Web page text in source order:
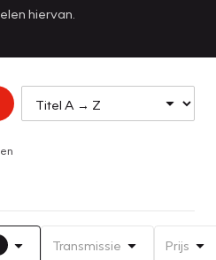
hiervan.
Transmissie Prijs